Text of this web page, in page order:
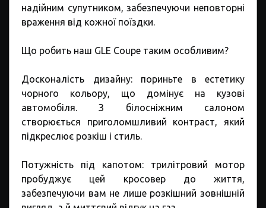
надійним супутником, забезпечуючи неповторні
враження від кожної поїздки.
Що робить наш GLE Coupe таким особливим?
Досконалість дизайну: пориньте в естетику
чорного кольору, що домінує на кузові
автомобіля. З білосніжним салоном
створюється приголомшливий контраст, який
підкреслює розкіш і стиль.
Потужність під капотом: трилітровий мотор
пробуджує цей кросовер до життя,
забезпечуючи вам не лише розкішний зовнішній